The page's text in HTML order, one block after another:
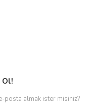
Ol!
posta almak ister misiniz?